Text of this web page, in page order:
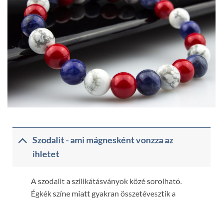
Szodalit - ami mágnesként vonzza az
ihletet
A szodalit a szilikátásványok közé sorolható.
Égkék színe miatt gyakran összetévesztik a